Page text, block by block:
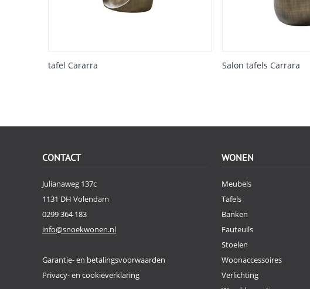
tafel Cararra Salon tafels Carrara
CONTACT
Julianaweg 137c
1131 DH Volendam
0299 364 183
info@snoekwonen.nl
Garantie- en betalingsvoorwaarden
Privacy- en cookieverklaring
WONEN
Meubels
Tafels
Banken
Fauteuils
Stoelen
Woonaccessoires
Verlichting